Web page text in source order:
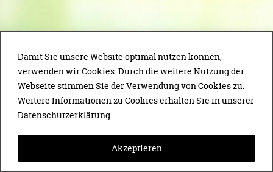
Damit Sie unsere Website optimal nutzen können,
verwenden wir Cookies. Durch die weitere Nutzung der
Webseite stimmen Sie der Verwendung von Cookies zu.
Weitere Informationen zu Cookies erhalten Sie in unserer
Datenschutzerklärung.
Akzeptieren